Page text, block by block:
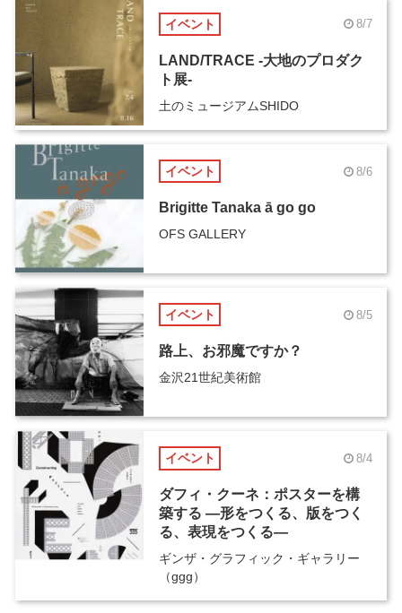
イベント 8/7
LAND/TRACE -大地のプロダク
ト展-
土のミュージアムSHIDO
イベント 8/6
Brigitte Tanaka ā go go
OFS GALLERY
イベント 8/5
路上、お邪魔ですか？
金沢21世紀美術館
イベント 8/4
ダフィ・クーネ：ポスターを構
築する ―形をつくる、版をつく
る、表現をつくる―
ギンザ・グラフィック・ギャラリー
（ggg）